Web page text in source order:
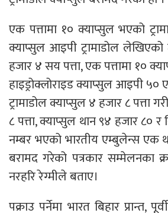
एक पत्तामा १० क्याप्सुल भएको
क्याप्सुल आइपी ट्रामाडोल लेखिएको
हजार ४ सय पत्ता, एक पत्तामा १०
हाइड्रोक्लोराइड क्याप्सुल आइपी ५०
ट्रामाडोल क्याप्सुल ४ हजार ८ पत्ता
८ पत्ता, क्याप्सुल थान ९४ हजार ८०
नम्बर भएको भारतीय एम्बुलेन्स एक
बरामद गरेको पत्रकार सम्मेलनका
नरहरि रेग्मीले बताए।
पक्राउ पर्नेमा भारत बिहार प्रान्त,